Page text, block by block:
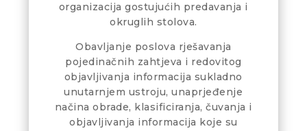
organizacija gostujućih predavanja i
okruglih stolova.
Obavljanje poslova rješavanja
pojedinačnih zahtjeva i redovitog
objavljivanja informacija sukladno
unutarnjem ustroju, unaprjeđenje
načina obrade, klasificiranja, čuvanja i
objavljivanja informacija koje su